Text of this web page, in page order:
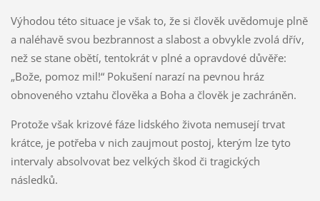
Výhodou této situace je však to, že si člověk uvědomuje plně
a naléhavě svou bezbrannost a slabost a obvykle zvolá dřív,
než se stane obětí, tentokrát v plné a opravdové důvěře:
„Bože, pomoz mil!“ Pokušení narazí na pevnou hráz
obnoveného vztahu člověka a Boha a člověk je zachráněn.
Protože však krizové fáze lidského života nemusejí trvat
krátce, je potřeba v nich zaujmout postoj, kterým lze tyto
intervaly absolvovat bez velkých škod či tragických
následků.